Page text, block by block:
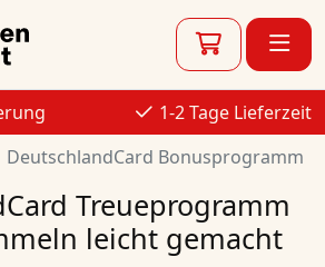
1-2 Tage Lieferzeit
DeutschlandCard Bonusprogramm
Treueprogramm
leicht gemacht